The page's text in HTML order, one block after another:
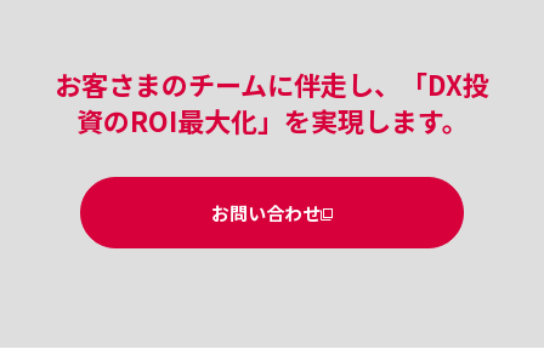
お客さまのチームに伴走し、「DX投
資のROI最大化」を実現します。
お問い合わせ